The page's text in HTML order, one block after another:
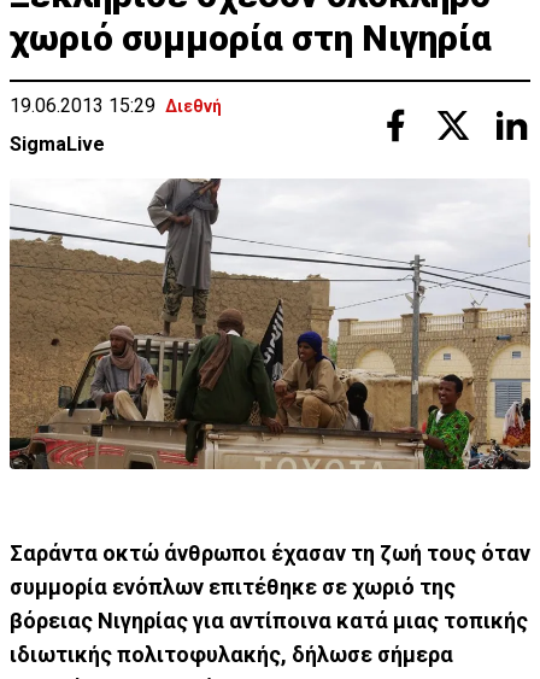
χωριό συμμορία στη Νιγηρία
19.06.2013 15:29 Διεθνή
SigmaLive
Σαράντα οκτώ άνθρωποι έχασαν τη ζωή τους όταν
συμμορία ενόπλων επιτέθηκε σε χωριό της
βόρειας Νιγηρίας για αντίποινα κατά μιας τοπικής
ιδιωτικής πολιτοφυλακής, δήλωσε σήμερα